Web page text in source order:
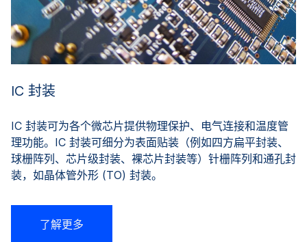
IC 封装
IC 封装可为各个微芯片提供物理保护、电气连接和温度管
理功能。IC 封装可细分为表面贴装（例如四方扁平封装、
球栅阵列、芯片级封装、裸芯片封装等）针栅阵列和通孔封
装，如晶体管外形 (TO) 封装。
了解更多